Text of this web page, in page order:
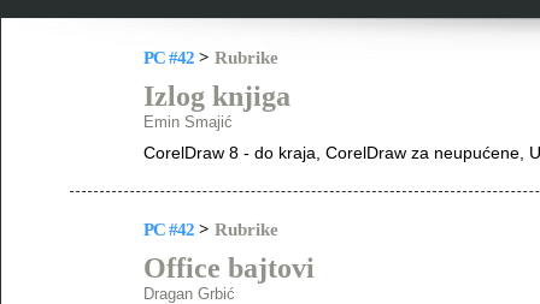
PC #42 > Rubrike
Izlog knjiga
Emin Smajić
CorelDraw 8 - do kraja, CorelDraw za neupućene,
PC #42 > Rubrike
Office bajtovi
Dragan Grbić